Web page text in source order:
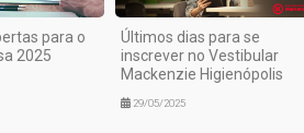
para o
2025
Últimos dias para se
inscrever no Vestibular
Mackenzie Higienópolis
29/05/2025